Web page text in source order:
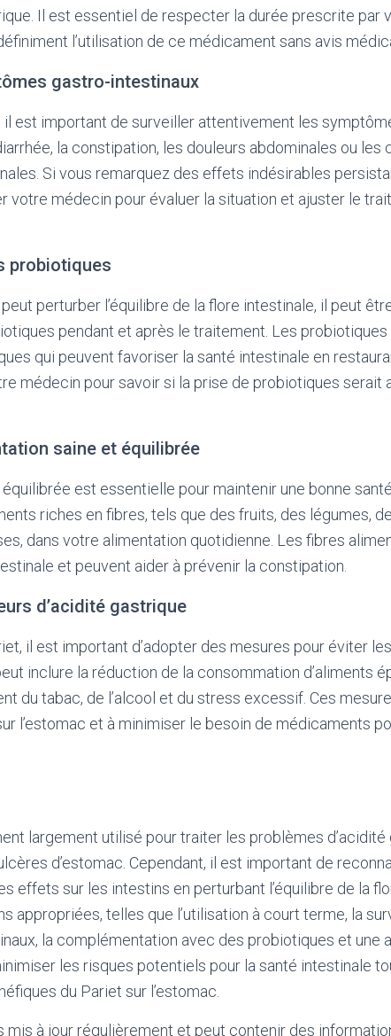
Il est essentiel de respecter la durée prescrite par
l’utilisation de ce médicament sans avis
gastro-intestinaux
il est important de surveiller attentivement les
la constipation, les douleurs abdominales ou les
Si vous remarquez des effets indésirables
votre médecin pour évaluer la situation et ajuster le
probiotiques
perturber l’équilibre de la flore intestinale, il peut
pendant et après le traitement. Les probiotiques
qui peuvent favoriser la santé intestinale en
médecin pour savoir si la prise de probiotiques serait
saine et équilibrée
est essentielle pour maintenir une bonne
riches en fibres, tels que des fruits, des légumes,
dans votre alimentation quotidienne. Les fibres
et peuvent aider à prévenir la constipation.
d’acidité gastrique
il est important d’adopter des mesures pour éviter
inclure la réduction de la consommation d’aliments
du tabac, de l’alcool et du stress excessif. Ces
l’estomac et à minimiser le besoin de médicaments
largement utilisé pour traiter les problèmes
d’estomac. Cependant, il est important de
effets sur les intestins en perturbant l’équilibre de la
appropriées, telles que l’utilisation à court terme, la
la complémentation avec des probiotiques et une
les risques potentiels pour la santé intestinale
du Pariet sur l’estomac.
mis à jour régulièrement et peut contenir des